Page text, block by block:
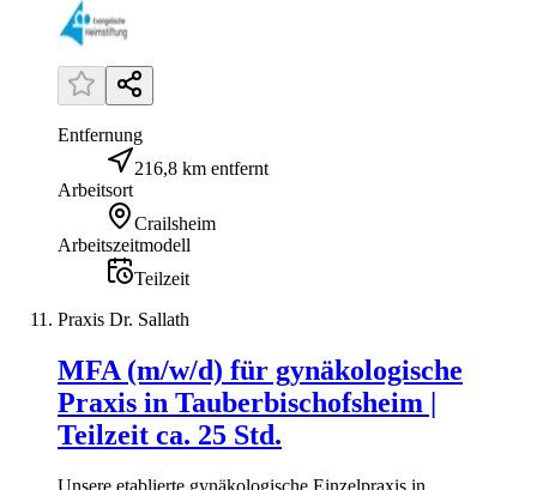
Entfernung
216,8 km entfernt
Arbeitsort
Crailsheim
Arbeitszeitmodell
Teilzeit
Praxis Dr. Sallath
MFA (m/w/d) für gynäkologische
Praxis in Tauberbischofsheim |
Teilzeit ca. 25 Std.
Unsere etablierte gynäkologische Einzelpraxis in